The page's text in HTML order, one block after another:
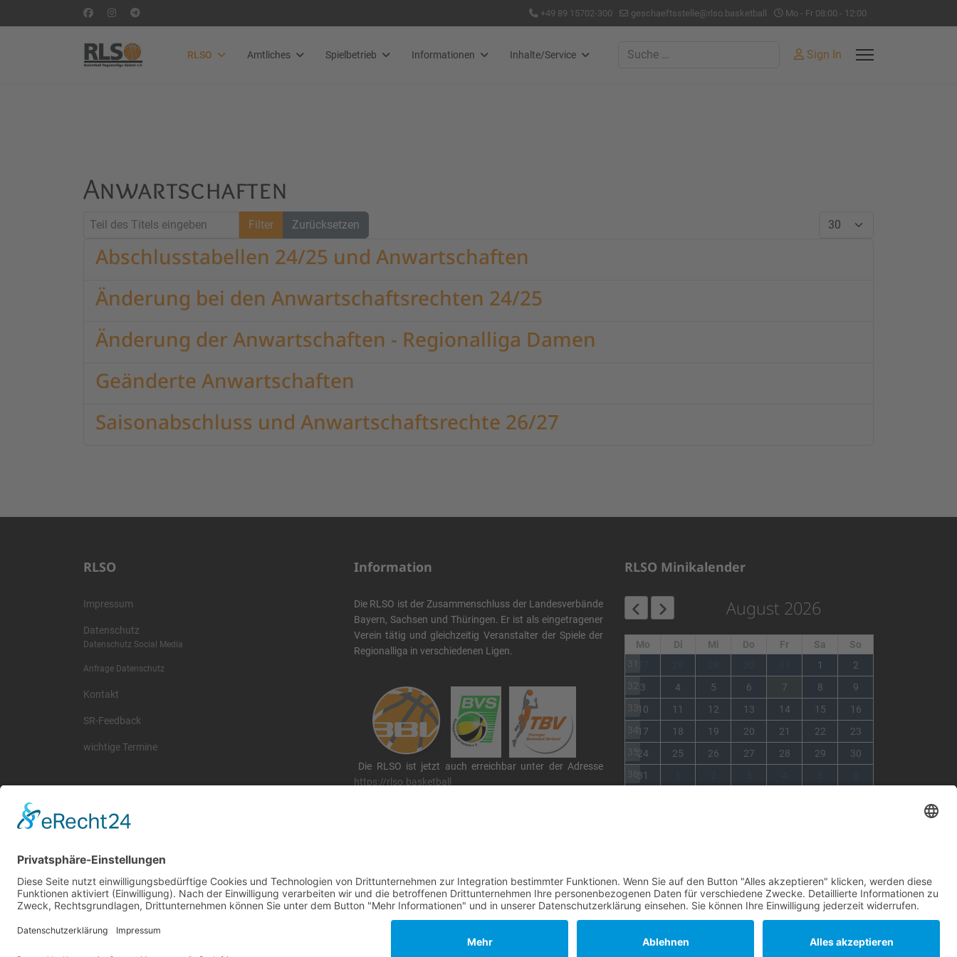
+49 89 15702-300 geschaeftsstelle@rlso.basketball Mo - Fr 08:00 - 12:00
RLSO Amtliches Spielbetrieb Informationen Inhalte/Service Suchen Sign In
Anwartschaften
Teil des Titels eingeben Filter Zurücksetzen Anzeige #
Abschlusstabellen 24/25 und Anwartschaften
Änderung bei den Anwartschaftsrechten 24/25
Änderung der Anwartschaften - Regionalliga Damen
Geänderte Anwartschaften
Saisonabschluss und Anwartschaftsrechte 26/27
RLSO
Impressum
Datenschutz
Datenschutz Social Media
Anfrage Datenschutz
Kontakt
SR-Feedback
wichtige Termine
Information
Die RLSO ist der Zusammenschluss der Landesverbände
Bayern, Sachsen und Thüringen. Er ist als eingetragener
Verein tätig und gleichzeitig Veranstalter der Spiele der
Regionalliga in verschiedenen Ligen.
Die RLSO ist jetzt auch erreichbar unter der Adresse
https://rlso.basketball
RLSO Minikalender
August 2026
Mo Di Mi Do Fr Sa
So
31
1
2
32 3 4 5 6 7 8
9
3310 11 12 13 14 15
16
3417 18 19 20 21 22
23
3524 25 26 27 28 29
30
3631